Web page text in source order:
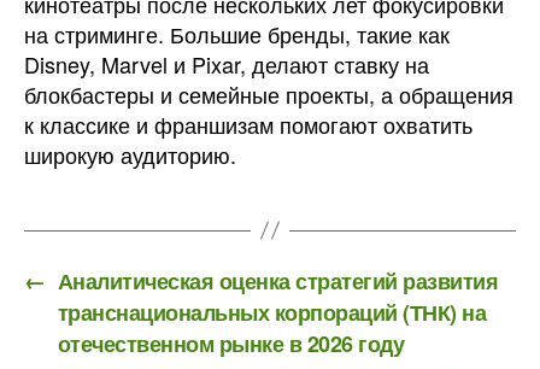
на стриминге. Большие бренды, такие как
Disney, Marvel и Pixar, делают ставку на
блокбастеры и семейные проекты, а обращения
к классике и франшизам помогают охватить
широкую аудиторию.
← Аналитическая оценка стратегий развития
транснациональных корпораций (ТНК) на
отечественном рынке в 2026 году